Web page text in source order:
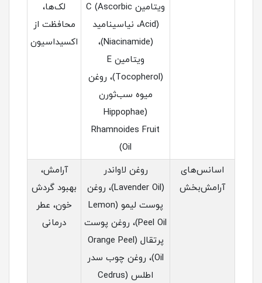
ویتامین C (Ascorbic
Acid)، نیاسینامید
(Niacinamide)،
ویتامین E
(Tocopherol)، روغن
میوه سب‌ثورن
(Hippophae
Rhamnoides Fruit
Oil)
لک‌ها،
محافظت از
اکسیداسیون
اسانس‌های
آرامش‌بخش
روغن لاواندر
(Lavender Oil)، روغن
پوست لیمو (Lemon
Peel Oil)، روغن پوست
پرتقال (Orange Peel
Oil)، روغن چوب سدر
اطلس (Cedrus
آرامش،
بهبود گردش
خون، عطر
درمانی